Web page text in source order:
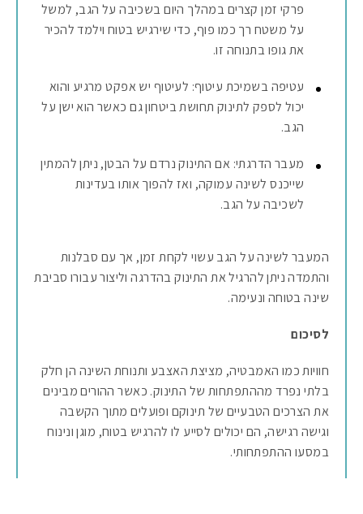
פרקי זמן קצרים במהלך היום בשכיבה על הגב, למשל
על משטח רך כמו פוף, כדי שירגיש בטוח וילמד להכיר
את גופו בתנוחה זו.
עטיפה בשמיכת עיטוף: לעיטוף יש אפקט מרגיע והוא
יכול לספק לתינוק תחושת ביטחון גם כאשר הוא ישן על
הגב.
מעבר הדרגתי: אם התינוק נרדם על הבטן, ניתן להמתין
שייכנס לשינה עמוקה, ואז להפוך אותו בעדינות
לשכיבה על הגב.
המעבר לשינה על הגב עשוי לקחת זמן, אך עם סבלנות
והתמדה ניתן להרגיל את התינוק בהדרגה וליצור עבורו סביבת
שינה בטוחה ונעימה.
לסיכום
חוויות כמו האמבטיה, מציצת האצבע ותנוחת השינה הן חלק
בלתי נפרד מההתפתחות של התינוק. כאשר ההורים מבינים
את הצרכים הטבעיים של תינוקם ופועלים מתוך הקשבה
וגישה רגישה, הם יכולים לסייע לו להרגיש בטוח, מוגן ונינוח
במסעו ההתפתחותי.